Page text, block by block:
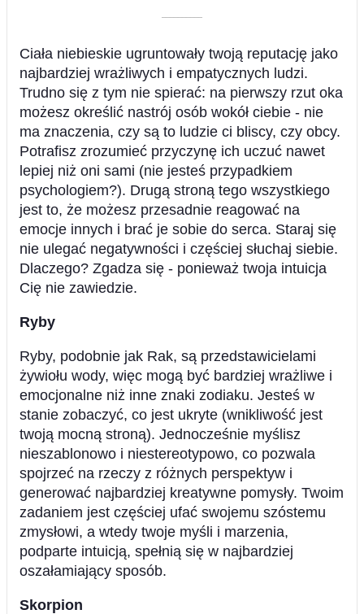
––––––––––
Ciała niebieskie ugruntowały twoją reputację jako
najbardziej wrażliwych i empatycznych ludzi.
Trudno się z tym nie spierać: na pierwszy rzut oka
możesz określić nastrój osób wokół ciebie - nie
ma znaczenia, czy są to ludzie ci bliscy, czy obcy.
Potrafisz zrozumieć przyczynę ich uczuć nawet
lepiej niż oni sami (nie jesteś przypadkiem
psychologiem?). Drugą stroną tego wszystkiego
jest to, że możesz przesadnie reagować na
emocje innych i brać je sobie do serca. Staraj się
nie ulegać negatywności i częściej słuchaj siebie.
Dlaczego? Zgadza się - ponieważ twoja intuicja
Cię nie zawiedzie.
Ryby
Ryby, podobnie jak Rak, są przedstawicielami
żywiołu wody, więc mogą być bardziej wrażliwe i
emocjonalne niż inne znaki zodiaku. Jesteś w
stanie zobaczyć, co jest ukryte (wnikliwość jest
twoją mocną stroną). Jednocześnie myślisz
nieszablonowo i niestereotypowo, co pozwala
spojrzeć na rzeczy z różnych perspektyw i
generować najbardziej kreatywne pomysły. Twoim
zadaniem jest częściej ufać swojemu szóstemu
zmysłowi, a wtedy twoje myśli i marzenia,
podparte intuicją, spełnią się w najbardziej
oszałamiający sposób.
Skorpion